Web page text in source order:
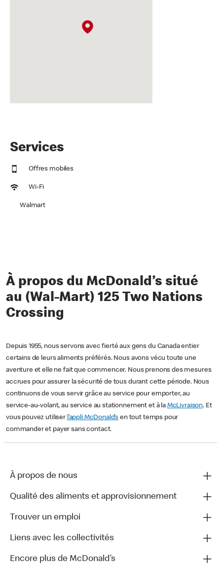
Services
Offres mobiles
Wi-Fi
Walmart
À propos du McDonald’s situé
au (Wal-Mart) 125 Two Nations
Crossing
Depuis 1955, nous servons avec fierté aux gens du Canada entier
certains de leurs aliments préférés. Nous avons vécu toute une
aventure et elle ne fait que commencer. Nous prenons des mesures
accrues pour assurer la sécurité de tous durant cette période. Nous
continuons de vous servir grâce au service pour emporter, au
service-au-volant, au service au stationnement et à la McLivraison. Et
vous pouvez utiliser l’appli McDonald’s en tout temps pour
commander et payer sans contact.
À propos de nous
Qualité des aliments et approvisionnement
Trouver un emploi
Liens avec les collectivités
Encore plus de McDonald’s